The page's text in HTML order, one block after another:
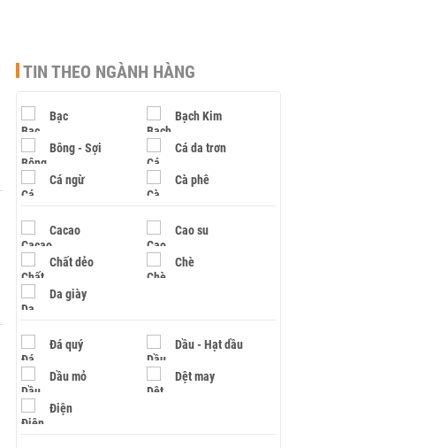
TIN THEO NGÀNH HÀNG
Bạc Bạch Kim
Bông - Sợi Cá da trơn
Cá ngừ Cà phê
Cacao Cao su
Chất dẻo Chè
Da giày
Đá quý Dầu - Hạt dầu
Dầu mỏ Dệt may
Điện